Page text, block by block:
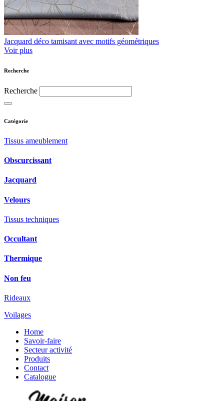
Jacquard déco tamisant avec motifs géométriques
Voir plus
Recherche
Recherche
Catégorie
Tissus ameublement
Obscurcissant
Jacquard
Velours
Tissus techniques
Occultant
Thermique
Non feu
Rideaux
Voilages
Home
Savoir-faire
Secteur activité
Produits
Contact
Catalogue